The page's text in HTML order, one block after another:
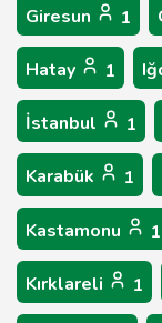
Giresun 1
Hatay 1
İstanbul 1
Karabük 1
Kastamonu 1
Kırklareli 1